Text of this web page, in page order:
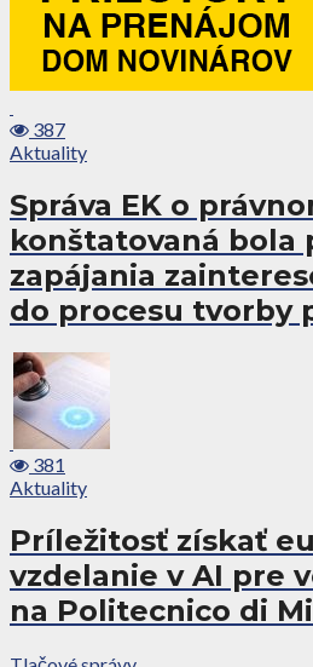
387
Aktuality
Správa EK o
konštatovaná bola
zapájania
do procesu tvorby
381
Aktuality
Príležitosť získať
vzdelanie v AI pre
na Politecnico di